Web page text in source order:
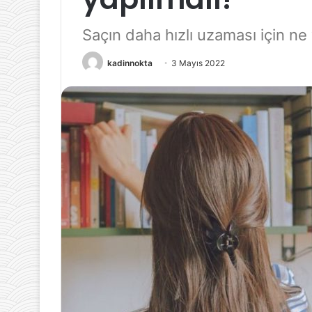
Saçın daha hızlı uzaması için ne
kadinnokta 3 Mayıs 2022
11 Kasım 2025
Bebeklerde Sağlıklı İletişim
Yöntemleri